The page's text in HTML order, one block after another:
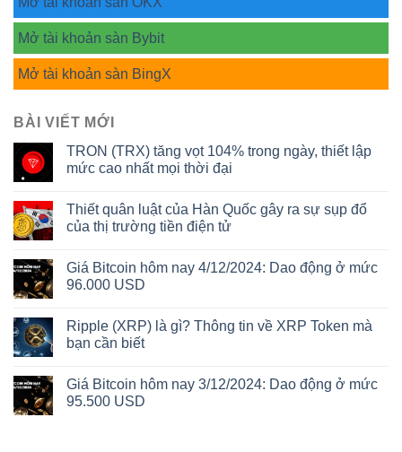
Mở tài khoản sàn Bybit
Mở tài khoản sàn BingX
BÀI VIẾT MỚI
TRON (TRX) tăng vọt 104% trong ngày, thiết lập
mức cao nhất mọi thời đại
Thiết quân luật của Hàn Quốc gây ra sự sụp đổ
của thị trường tiền điện tử
Giá Bitcoin hôm nay 4/12/2024: Dao động ở mức
96.000 USD
Ripple (XRP) là gì? Thông tin về XRP Token mà
bạn cần biết
Giá Bitcoin hôm nay 3/12/2024: Dao động ở mức
95.500 USD